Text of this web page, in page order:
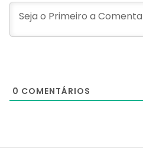
0 COMENTÁRIOS